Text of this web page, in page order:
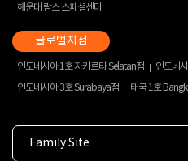
해운대 람스 스페셜센터
인도네시아 1호 자카르타 Selatan점
인도네
인도네시아 3호 Surabaya점
태국 1호
Family Site